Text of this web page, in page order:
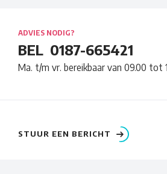
ADVIES NODIG?
BEL 0187-665421
Ma. t/m vr. bereikbaar van 09.00 tot
STUUR EEN BERICHT